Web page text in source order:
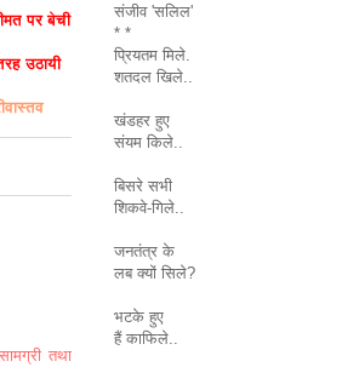
संजीव 'सलिल'
* *
प्रियतम मिले.
शतदल खिले..
खंडहर हुए
संयम किले..
बिसरे सभी
शिकवे-गिले..
जनतंत्र के
लब क्यों सिले?
भटके हुए
हैं काफिले..
पर बेची
उठायी
तथा